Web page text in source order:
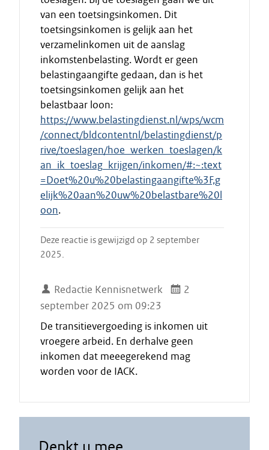
van een toetsingsinkomen. Dit
toetsingsinkomen is gelijk aan het
verzamelinkomen uit de aanslag
inkomstenbelasting. Wordt er geen
belastingaangifte gedaan, dan is het
toetsingsinkomen gelijk aan het
belastbaar loon:
https://www.belastingdienst.nl/wps/wcm
/connect/bldcontentnl/belastingdienst/p
rive/toeslagen/hoe_werken_toeslagen/k
an_ik_toeslag_krijgen/inkomen/#:~:text
=Doet%20u%20belastingaangifte%3F,g
elijk%20aan%20uw%20belastbare%20l
oon.
Deze reactie is gewijzigd op 2 september
2025.
Redactie Kennisnetwerk
2
september 2025 om 09:23
De transitievergoeding is inkomen uit
vroegere arbeid. En derhalve geen
inkomen dat meeegerekend mag
worden voor de IACK.